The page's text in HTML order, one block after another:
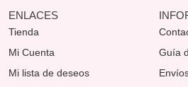
ENLACES
Tienda
Mi Cuenta
Mi lista de deseos
Guía